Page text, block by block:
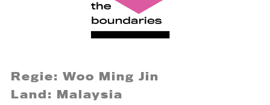
Regie: Woo Ming Jin
Land: Malaysia